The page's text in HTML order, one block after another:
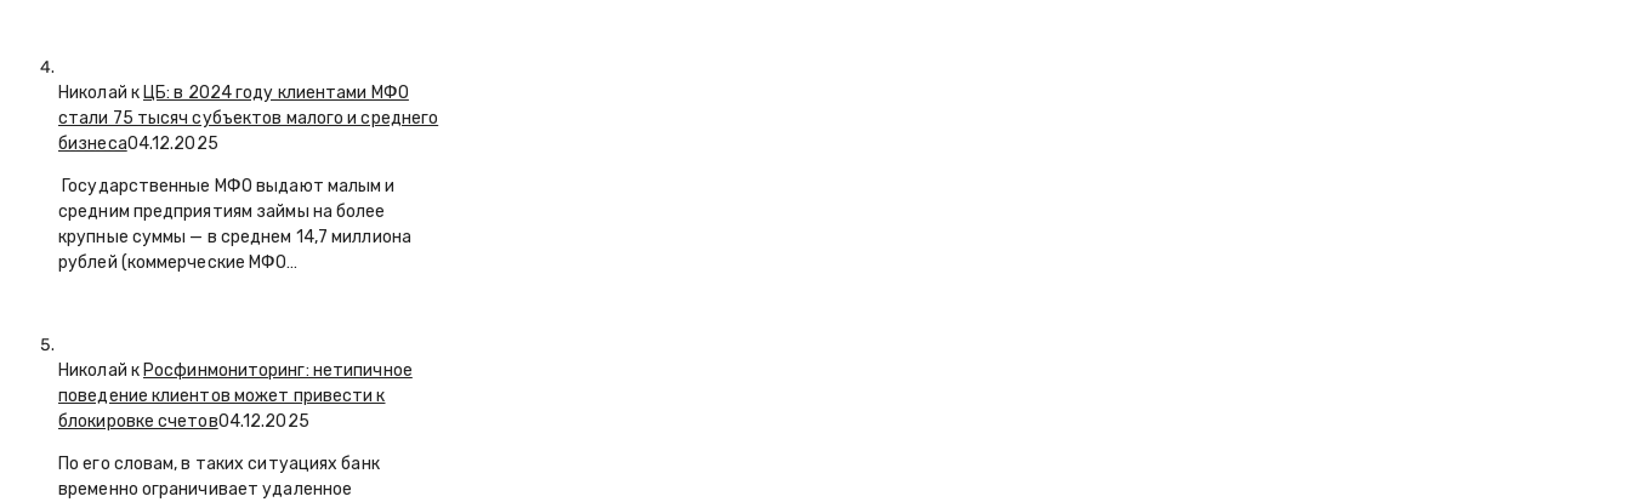
Николай к ЦБ: в 2024 году клиентами МФО
стали 75 тысяч субъектов малого и среднего
бизнеса04.12.2025
Государственные МФО выдают малым и
средним предприятиям займы на более
крупные суммы — в среднем 14,7 миллиона
рублей (коммерческие МФО…
Николай к Росфинмониторинг: нетипичное
поведение клиентов может привести к
блокировке счетов04.12.2025
По его словам, в таких ситуациях банк
временно ограничивает удаленное